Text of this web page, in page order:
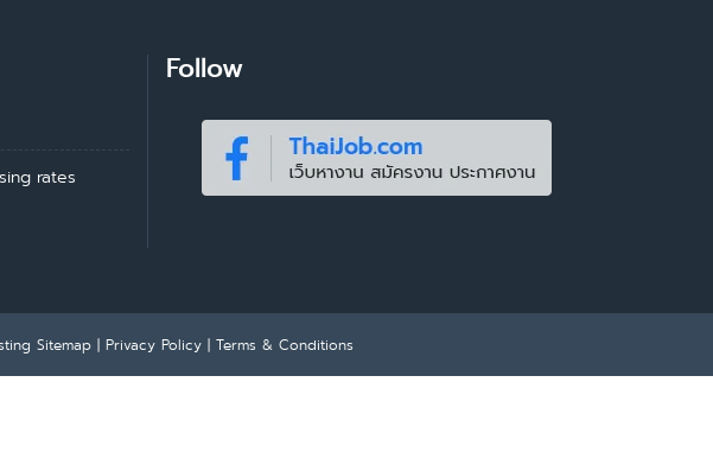
rates
Follow
Sitemap| Privacy Policy| Terms & Conditions